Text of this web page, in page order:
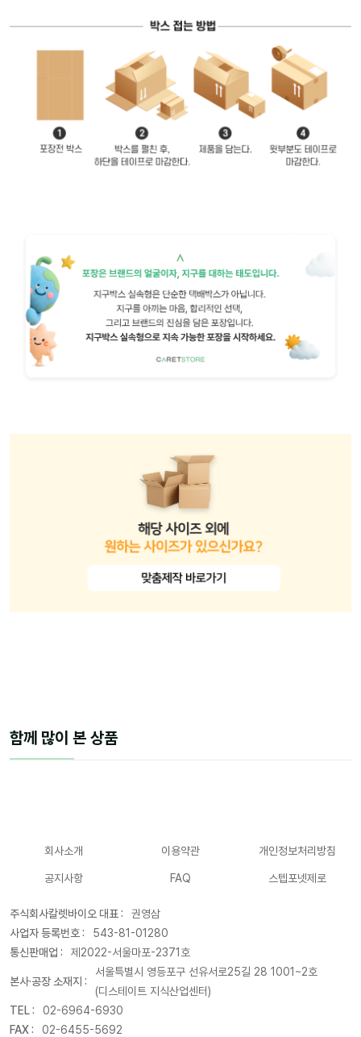
함께 많이 본 상품
회사소개 이용약관 개인정보처리방침
공지사항 FAQ 스텝포넷제로
주식회사칼렛바이오 대표 :
권영삼
사업자 등록번호 :
543-81-01280
통신판매업 :
제2022-서울마포-2371호
본사·공장 소재지 :
서울특별시 영등포구 선유서로25길 28 1001~2호
(디스테이트 지식산업센터)
TEL :
02-6964-6930
FAX :
02-6455-5692